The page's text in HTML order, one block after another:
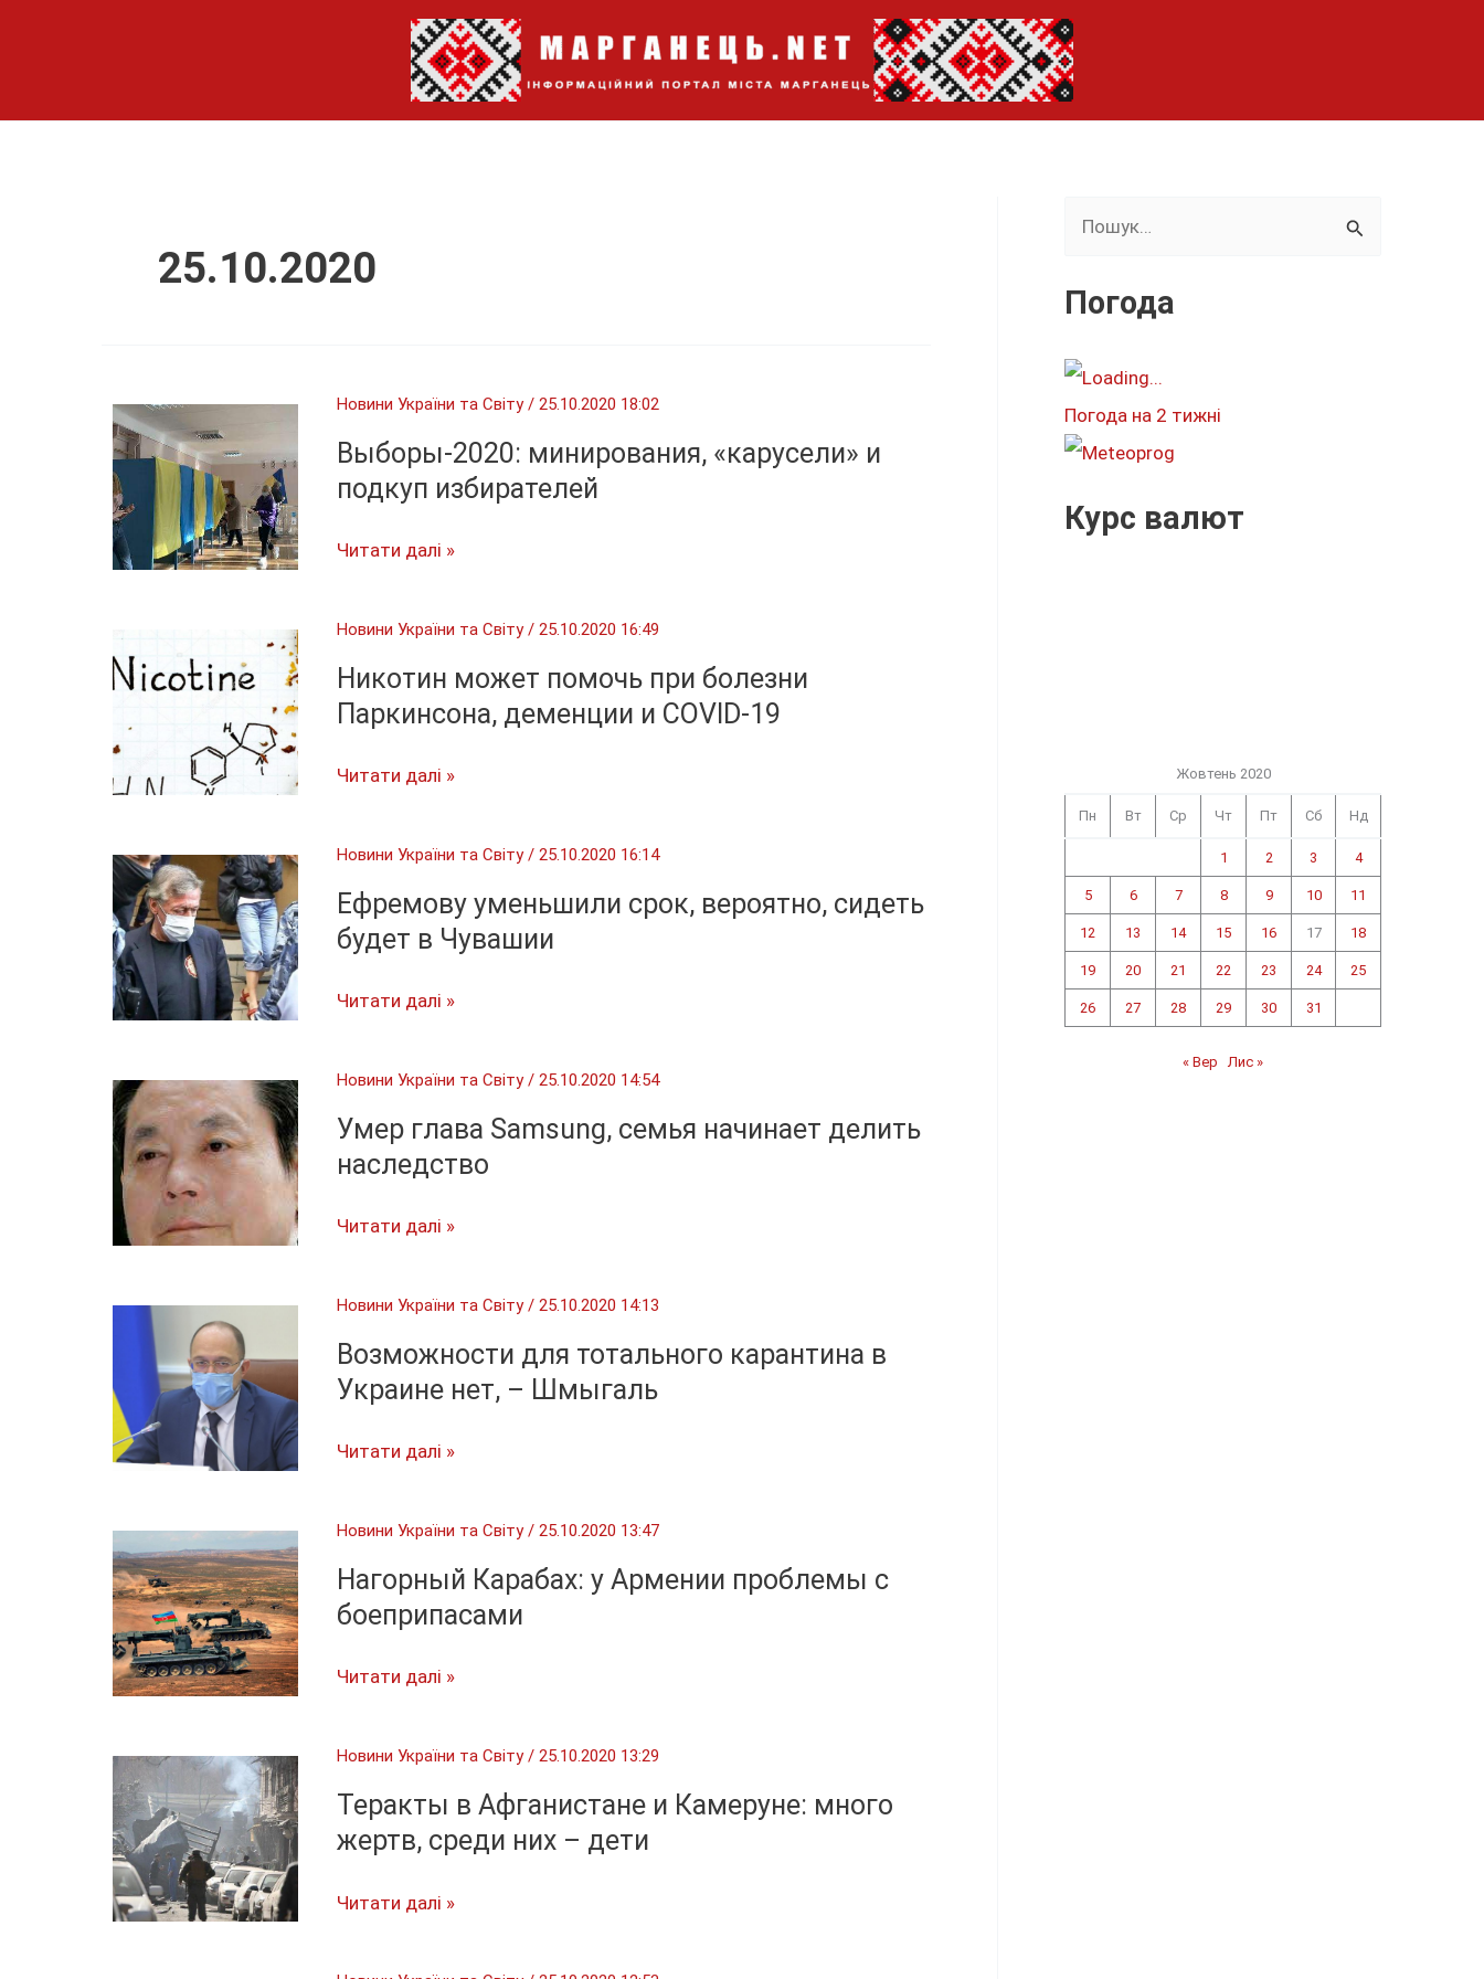
25.10.2020
Новини України та Світу/25.10.2020 18:02
Выборы-2020: минирования, «карусели» и
подкуп избирателей
Выборы-2020:
и
подкуп
избирателей
Читати далі »
Новини України та Світу/25.10.2020 16:49
Никотин может помочь при болезни
Паркинсона, деменции и COVID-19
Никотин
при
болезни
Паркинсона,
деменции
и
Читати далі »
Новини України та Світу/25.10.2020 16:14
Ефремову уменьшили срок, вероятно, сидеть
будет в Чувашии
Ефремову
вероятно,
сидеть
будет
Чувашии
Читати далі »
Новини України та Світу/25.10.2020 14:54
Умер глава Samsung, семья начинает делить
наследство
Умер
семья
начинает
делить
наследство
Читати далі »
Новини України та Світу/25.10.2020 14:13
Возможности для тотального карантина в
Украине нет, – Шмыгаль
Возможности
карантина
в
Украине
–
Читати далі »
Новини України та Світу/25.10.2020 13:47
Нагорный Карабах: у Армении проблемы с
боеприпасами
Нагорный
Армении
проблемы
с
боеприпасами
Читати далі »
Новини України та Світу/25.10.2020 13:29
Теракты в Афганистане и Камеруне: много
жертв, среди них – дети
Теракты
Читати далі »
к
т
:
Погода
Погода на 2 тижні
Курс валют
Жовтень 2020
Пн Вт Ср Чт Пт Сб Нд
1 2 3 4
5 6 7 8 9 10 11
12 13 14 15 16 17 18
19 20 21 22 23 24 25
26 27 28 29 30 31
« Вер Лис »